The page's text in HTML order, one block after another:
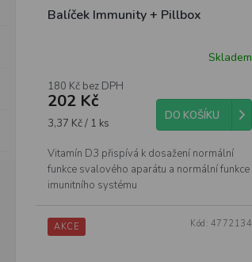
kBalíček Immunity + Pillbox
produktu
je
5,0
5
hvězdiček.
Skladem
180 Kč bez DPH
202 Kč
Měrná
3,37 Kč / 1 ks
DO KOŠÍKU
Vitamín D3 přispívá k dosažení normální
funkce svalového aparátu a normální funkce
imunitního systému
AKCE Kód: 4772134